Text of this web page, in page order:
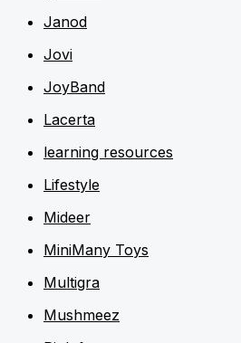
Janod
Jovi
JoyBand
Lacerta
learning resources
Lifestyle
Mideer
MiniMany Toys
Multigra
Mushmeez